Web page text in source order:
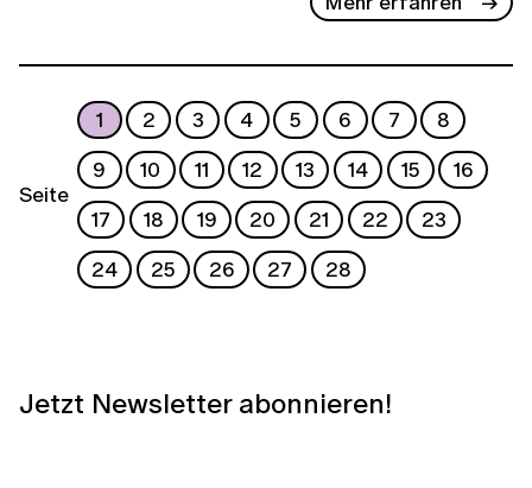
Seite
1 2 3 4 5 6 7
8
9
10 11 12 13 14 15
16
17
18 19 20 21 22
23
24
25 26 27 28
Jetzt Newsletter abonnieren!